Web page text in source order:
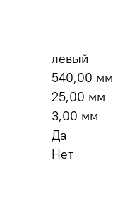
левый
540,00 мм
25,00 мм
3,00 мм
Да
Нет